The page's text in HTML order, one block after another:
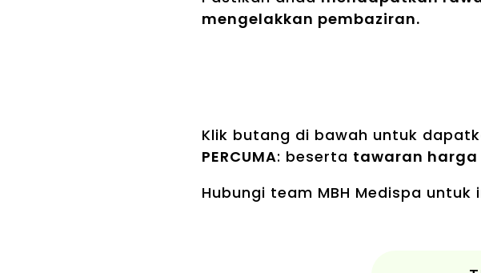
mengelakkan pembaziran.
Klik butang di bawah untuk
PERCUMA: beserta tawaran harga
Hubungi team MBH Medispa untuk